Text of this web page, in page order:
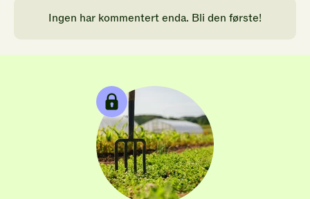
Ingen har kommentert enda. Bli den første!